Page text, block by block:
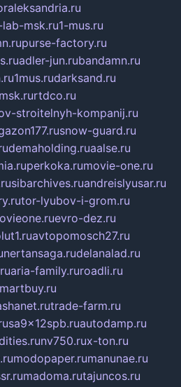
lab-msk.ru1-mus.ru
purse-factory.ru
adler-jun.rubandamn.ru
1mus.rudarksand.ru
rtdco.ru
stroitelnyh-kompanij.ru
snow-guard.ru
demaholding.ruaalse.ru
perkoka.rumovie-one.ru
sibarchives.ruandreislyusar.ru
tor-lyubov-i-grom.ru
evro-dez.ru
avtopomosch27.ru
nertansaga.rudelanalad.ru
aria-family.ruroadli.ru
trade-farm.ru
autodamp.ru
nv750.rux-ton.ru
modopaper.rumanunae.ru
madoma.rutajuncos.ru